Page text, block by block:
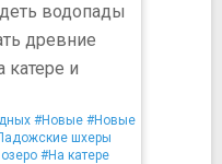
водопады
древние
катере и
#Новые #Новые
шхеры
#На катере